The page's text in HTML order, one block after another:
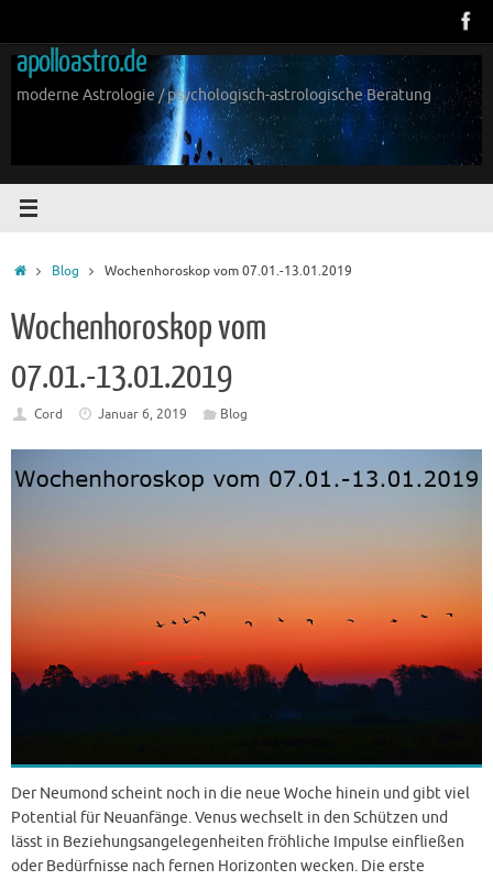
springen
apolloastro.de
moderne Astrologie / psychologisch-astrologische Beratung
StartBlog Wochenhoroskop vom 07.01.-13.01.2019
Wochenhoroskop vom
07.01.-13.01.2019
Cord Januar 6, 2019 Blog
Der Neumond scheint noch in die neue Woche hinein und gibt viel
Potential für Neuanfänge. Venus wechselt in den Schützen und
lässt in Beziehungsangelegenheiten fröhliche Impulse einfließen
oder Bedürfnisse nach fernen Horizonten wecken. Die erste